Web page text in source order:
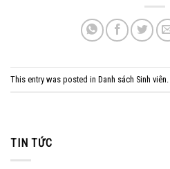
This entry was posted in Danh sách Sinh viên
TIN TỨC